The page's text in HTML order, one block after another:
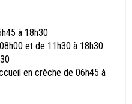
à 18h30
et de 11h30 à 18h30
en crèche de 06h45 à